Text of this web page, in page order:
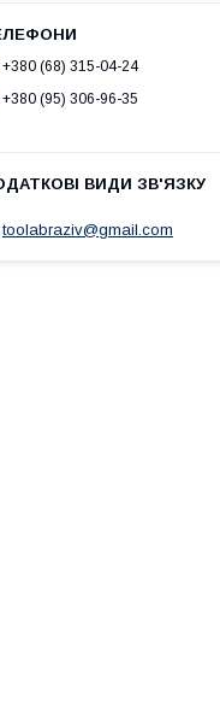
+380 (68) 315-04-24
+380 (95) 306-96-35
toolabraziv@gmail.com